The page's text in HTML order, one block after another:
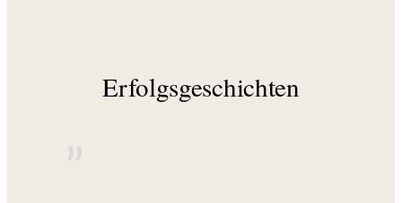
Erfolgsgeschichten
”